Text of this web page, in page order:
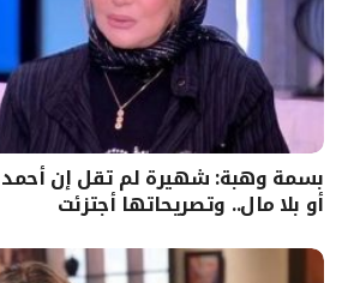
بسمة وهبة: شهيرة لم تقل إن
أو بلا مال.. وتصريحاتها أجتزئت